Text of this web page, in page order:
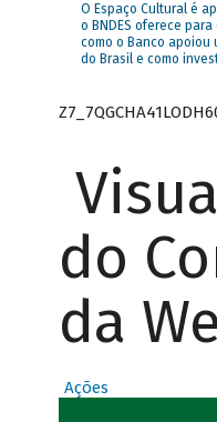
O Espaço Cultural é
o BNDES oferece
como o Banco apoiou
do Brasil e como
do
da
Ações